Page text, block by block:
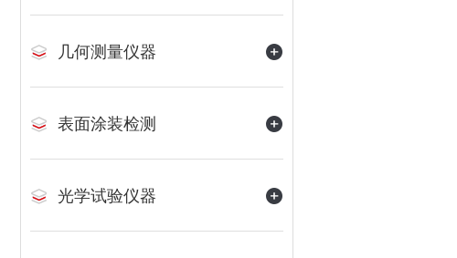
几何测量仪器
表面涂装检测
光学试验仪器